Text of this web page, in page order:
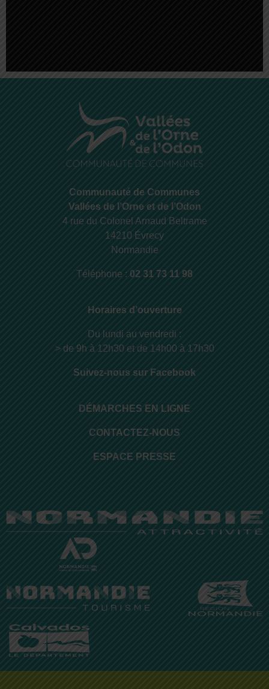
Communauté de Communes
Vallées de l’Orne et de l’Odon
4 rue du Colonel Arnaud Beltrame
14210 Évrecy
Normandie
Téléphone : 02 31 73 11 98
Horaires d’ouverture
Du lundi au vendredi :
> de 9h à 12h30 et de 14h00 à 17h30
Suivez-nous sur Facebook
DÉMARCHES EN LIGNE
CONTACTEZ-NOUS
ESPACE PRESSE